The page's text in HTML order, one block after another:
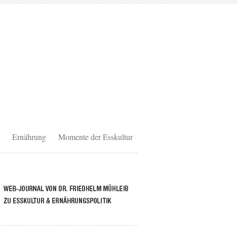
Ernährung Momente der Esskultur